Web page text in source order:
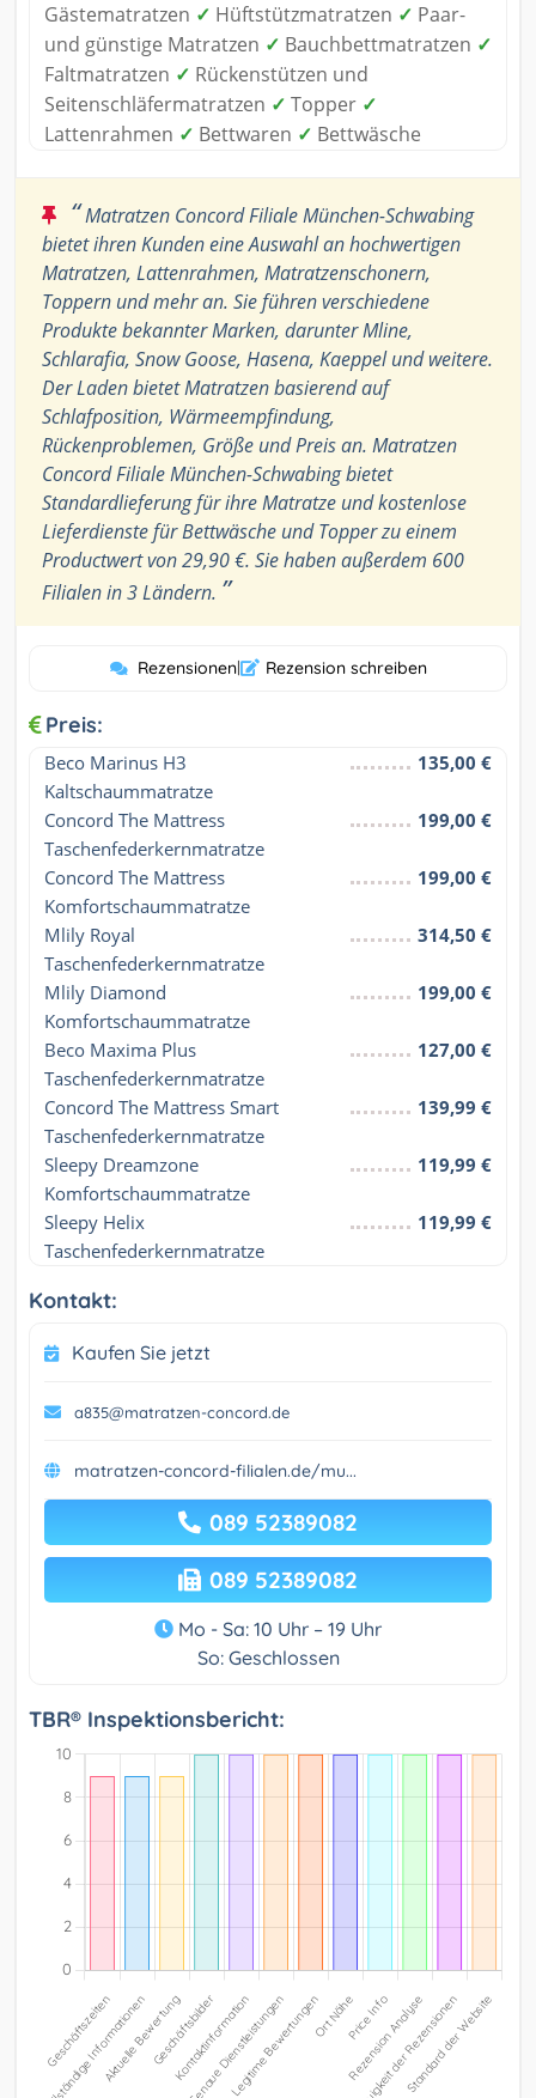
Gästematratzen ✓ Hüftstützmatratzen ✓ Paar-
und günstige Matratzen ✓ Bauchbettmatratzen ✓
Faltmatratzen ✓ Rückenstützen und
Seitenschläfermatratzen ✓ Topper ✓
Lattenrahmen ✓ Bettwaren ✓ Bettwäsche
“Matratzen Concord Filiale München-Schwabing
bietet ihren Kunden eine Auswahl an hochwertigen
Matratzen, Lattenrahmen, Matratzenschonern,
Toppern und mehr an. Sie führen verschiedene
Produkte bekannter Marken, darunter Mline,
Schlarafia, Snow Goose, Hasena, Kaeppel und weitere.
Der Laden bietet Matratzen basierend auf
Schlafposition, Wärmeempfindung,
Rückenproblemen, Größe und Preis an. Matratzen
Concord Filiale München-Schwabing bietet
Standardlieferung für ihre Matratze und kostenlose
Lieferdienste für Bettwäsche und Topper zu einem
Productwert von 29,90 €. Sie haben außerdem 600
Filialen in 3 Ländern. ”
Rezensionen| Rezension schreiben
Preis:
Beco Marinus H3
Kaltschaummatratze
135,00 €
Concord The Mattress
Taschenfederkernmatratze
199,00 €
Concord The Mattress
Komfortschaummatratze
199,00 €
Mlily Royal
Taschenfederkernmatratze
314,50 €
Mlily Diamond
Komfortschaummatratze
199,00 €
Beco Maxima Plus
Taschenfederkernmatratze
127,00 €
Concord The Mattress Smart
Taschenfederkernmatratze
139,99 €
Sleepy Dreamzone
Komfortschaummatratze
119,99 €
Sleepy Helix
Taschenfederkernmatratze
119,99 €
Kontakt:
Kaufen Sie jetzt
a835@matratzen-concord.de
matratzen-concord-filialen.de/mu...
089 52389082
089 52389082
Mo - Sa: 10 Uhr – 19 Uhr
So: Geschlossen
TBR® Inspektionsbericht: